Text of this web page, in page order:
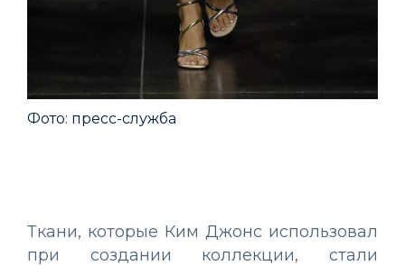
Фото: пресс-служба
Ткани, которые Ким Джонс использовал
при создании коллекции, стали